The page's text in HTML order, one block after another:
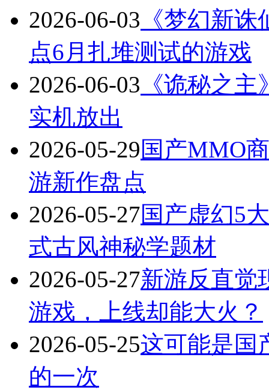
2026-06-03 《梦幻新
点6月扎堆测试的游戏
2026-06-03 《诡秘之
实机放出
2026-05-29国产MMO
游新作盘点
2026-05-27国产虚幻5
式古风神秘学题材
2026-05-27新游反直觉
游戏，上线却能大火？
2026-05-25这可能是国
的一次